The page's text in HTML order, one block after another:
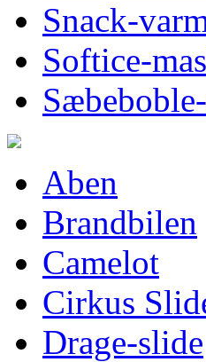
Snack-
Softice-
Aben
Brandbilen
Camelot
Cirkus
Drage-slide